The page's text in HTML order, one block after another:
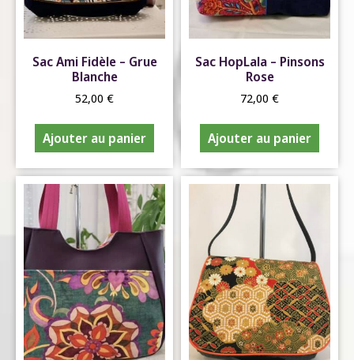
Sac Ami Fidèle – Grue
Blanche
52,00 €
Ajouter au panier
Sac HopLala – Pinsons
Rose
72,00 €
Ajouter au panier